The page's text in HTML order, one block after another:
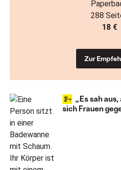
„Es sah
sich Frauen
288
18 €
Zur